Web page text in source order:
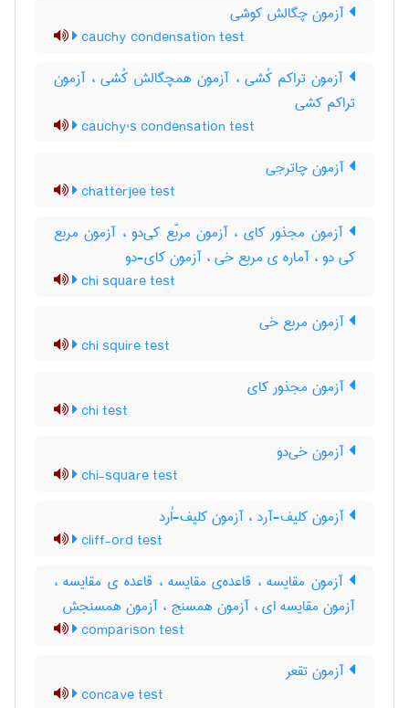
آزمون چگالش کوشی
cauchy condensation test
آزمون تراکم کُشی ، آزمون همچگالش کُشی ، آزمون
تراکم کشی
cauchy's condensation test
آزمون چاترجی
chatterjee test
آزمون مجذور کای ، آزمون مربّع کی‌دو ، آزمون مربع
کی دو ، آماره ی مربع خی ، آزمون کای-دو
chi square test
آزمون مربع خی
chi squire test
آزمون مجذور کای
chi test
آزمون خی‌دو
chi-square test
آزمون کلیف-آرد ، آزمون کلیف-اُرد
cliff-ord test
آزمون مقایسه ، قاعده‌ی مقایسه ، قاعده ی مقایسه ،
آزمون مقایسه ای ، آزمون همسنج ، آزمون همسنجش
comparison test
آزمون تقعر
concave test